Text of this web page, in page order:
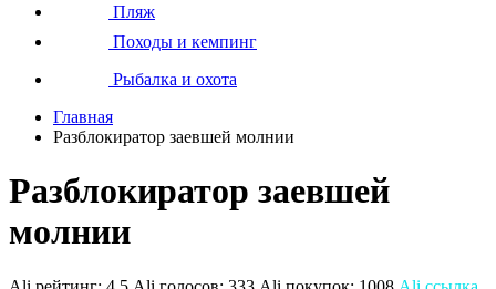
Пляж
Походы и кемпинг
Рыбалка и охота
Главная
Разблокиратор заевшей молнии
Разблокиратор заевшей
молнии